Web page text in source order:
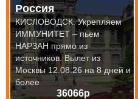
36066р
Россия
КИСЛОВОДСК. Укрепляем
ИММУНИТЕТ – пьем
НАРЗАН прямо из
источников.Вылет из
Москвы 12.08.26 на 8 дней и
более